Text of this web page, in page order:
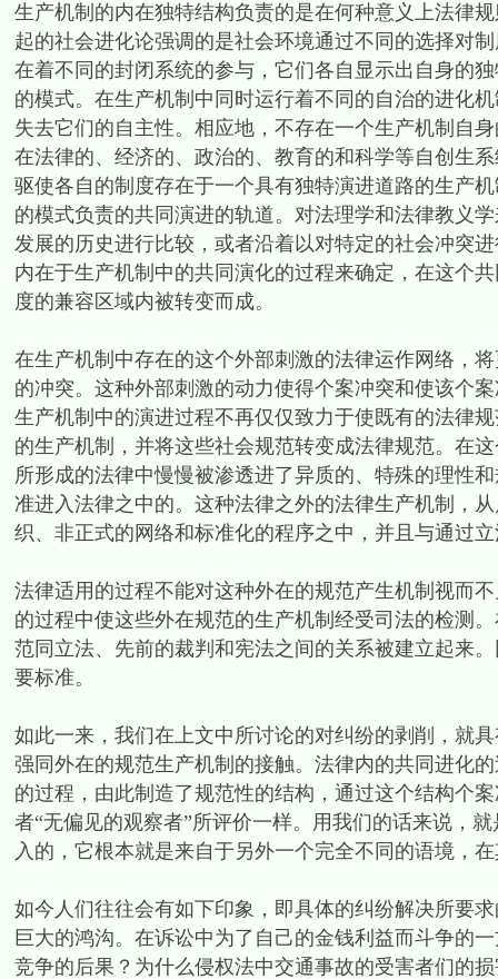
生产机制的内在独特结构负责的是在何种意义上法律
起的社会进化论强调的是社会环境通过不同的选择对
在着不同的封闭系统的参与，它们各自显示出自身的
的模式。在生产机制中同时运行着不同的自治的进化
失去它们的自主性。相应地，不存在一个生产机制自
在法律的、经济的、政治的、教育的和科学等自创生
驱使各自的制度存在于一个具有独特演进道路的生产
的模式负责的共同演进的轨道。对法理学和法律教义
发展的历史进行比较，或者沿着以对特定的社会冲突
内在于生产机制中的共同演化的过程来确定，在这个
度的兼容区域内被转变而成。
在生产机制中存在的这个外部刺激的法律运作网络，
的冲突。这种外部刺激的动力使得个案冲突和使该个
生产机制中的演进过程不再仅仅致力于使既有的法律
的生产机制，并将这些社会规范转变成法律规范。在
所形成的法律中慢慢被渗透进了异质的、特殊的理性
准进入法律之中的。这种法律之外的法律生产机制，
织、非正式的网络和标准化的程序之中，并且与通过
法律适用的过程不能对这种外在的规范产生机制视而
的过程中使这些外在规范的生产机制经受司法的检测
范同立法、先前的裁判和宪法之间的关系被建立起来
要标准。
如此一来，我们在上文中所讨论的对纠纷的剥削，就
强同外在的规范生产机制的接触。法律内的共同进化
的过程，由此制造了规范性的结构，通过这个结构个
者“无偏见的观察者”所评价一样。用我们的话来说，
入的，它根本就是来自于另外一个完全不同的语境，
如今人们往往会有如下印象，即具体的纠纷解决所要
巨大的鸿沟。在诉讼中为了自己的金钱利益而斗争的
竞争的后果？为什么侵权法中交通事故的受害者们的